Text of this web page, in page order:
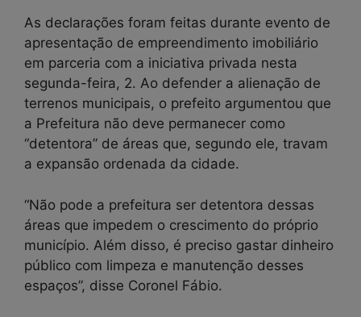
As declarações foram feitas durante evento de
apresentação de empreendimento imobiliário
em parceria com a iniciativa privada nesta
segunda-feira, 2. Ao defender a alienação de
terrenos municipais, o prefeito argumentou que
a Prefeitura não deve permanecer como
“detentora” de áreas que, segundo ele, travam
a expansão ordenada da cidade.
“Não pode a prefeitura ser detentora dessas
áreas que impedem o crescimento do próprio
município. Além disso, é preciso gastar dinheiro
público com limpeza e manutenção desses
espaços”, disse Coronel Fábio.